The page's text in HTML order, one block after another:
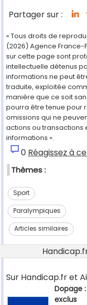
Partager sur :
« Tous droits de
(2026) Agence France-
sur cette page sont
intellectuelle détenus
informations ne peut
traduite, exploitée
manière que ce soit
pourra être tenue pour
omissions qui ne
actions ou transactions
informations ».
0 Réagissez à
Thèmes :
Sport
Paralympiques
Articles similaires
Sur Handicap.fr et
Dopage
exclus